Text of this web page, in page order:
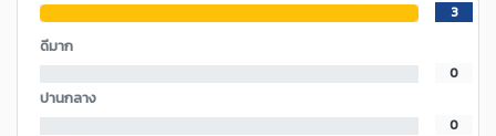
3
ดีมาก
0
ปานกลาง
0